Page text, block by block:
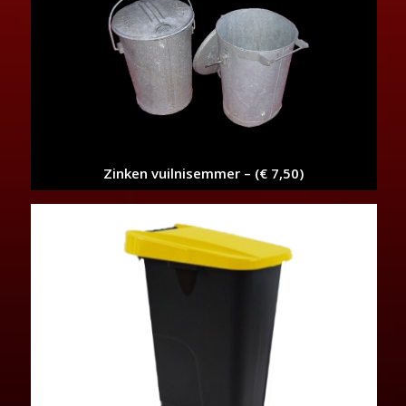
Zinken vuilnisemmer – (€ 7,50)